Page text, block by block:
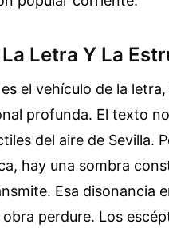
Letra Y La
el vehículo de la
profunda. El texto
del aire de Sevilla.
hay una sombra
Esa disonancia
perdure. Los